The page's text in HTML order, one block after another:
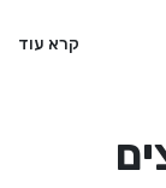
במסעדה שמתמודדת
וכמובן את
קרא עוד